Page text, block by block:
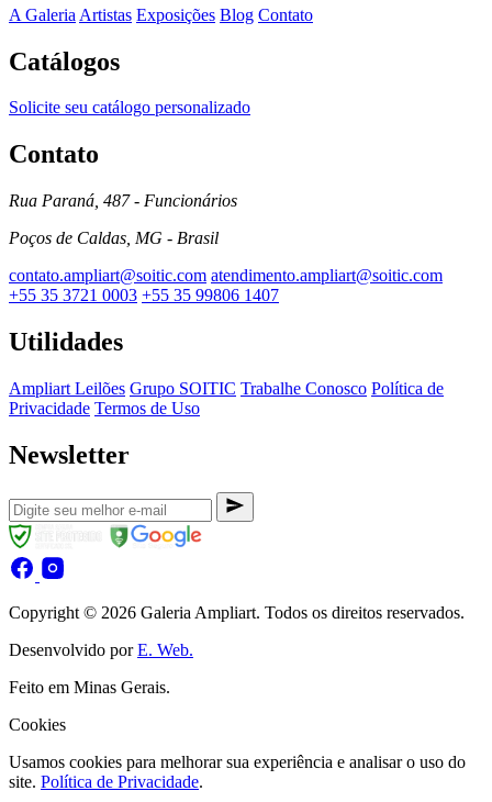
A Galeria Artistas Exposições Blog Contato
Catálogos
Solicite seu catálogo personalizado
Contato
Rua Paraná, 487 - Funcionários
Poços de Caldas, MG - Brasil
contato.ampliart@soitic.com atendimento.ampliart@soitic.com
+55 35 3721 0003 +55 35 99806 1407
Utilidades
Ampliart Leilões Grupo SOITIC Trabalhe Conosco Política de
Privacidade Termos de Uso
Newsletter
Copyright © 2026 Galeria Ampliart. Todos os direitos reservados.
Desenvolvido porE. Web.
Feito em Minas Gerais.
Cookies
Usamos cookies para melhorar sua experiência e analisar o uso do
site. Política de Privacidade.